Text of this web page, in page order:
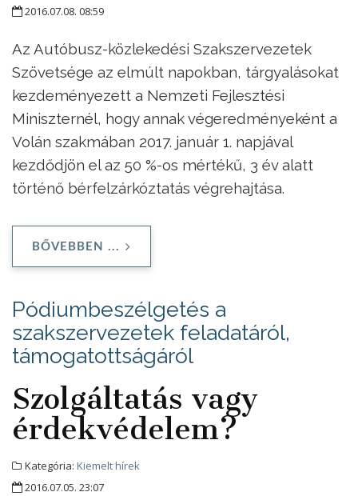
2016.07.08. 08:59
Az Autóbusz-közlekedési Szakszervezetek
Szövetsége az elmúlt napokban, tárgyalásokat
kezdeményezett a Nemzeti Fejlesztési
Miniszternél, hogy annak végeredményeként a
Volán szakmában 2017. január 1. napjával
kezdődjön el az 50 %-os mértékű, 3 év alatt
történő bérfelzárkóztatás végrehajtása.
BŐVEBBEN ...
Pódiumbeszélgetés a
szakszervezetek feladatáról,
támogatottságáról
Szolgáltatás vagy
érdekvédelem?
Kategória: Kiemelt hírek
2016.07.05. 23:07